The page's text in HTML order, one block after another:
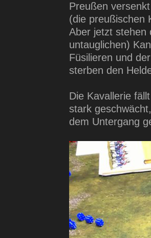
Preußen
(die preußischen
Aber jetzt stehen
untauglichen)
Füsilieren und
sterben den
Die Kavallerie
stark
dem Untergang